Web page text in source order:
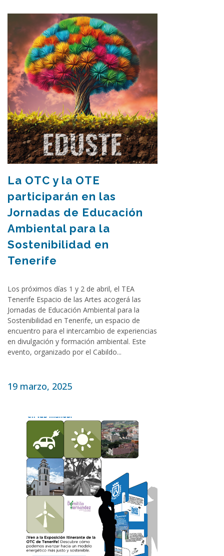
La OTC y la OTE
participarán en las
Jornadas de Educación
Ambiental para la
Sostenibilidad en
Tenerife
Los próximos días 1 y 2 de abril, el TEA
Tenerife Espacio de las Artes acogerá las
Jornadas de Educación Ambiental para la
Sostenibilidad en Tenerife, un espacio de
encuentro para el intercambio de experiencias
en divulgación y formación ambiental. Este
evento, organizado por el Cabildo...
19 marzo, 2025